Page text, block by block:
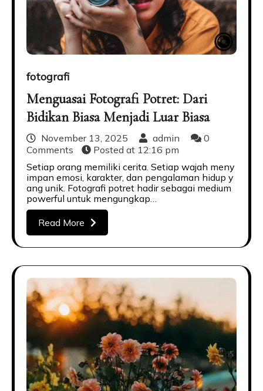
fotografi
Menguasai Fotografi Potret: Dari
Bidikan Biasa Menjadi Luar Biasa
November 13, 2025 admin
0
Comments
Posted at 12:16 pm
Setiap orang memiliki cerita. Setiap wajah meny
impan emosi, karakter, dan pengalaman hidup y
ang unik. Fotografi potret hadir sebagai medium
powerful untuk mengungkap…
Read More